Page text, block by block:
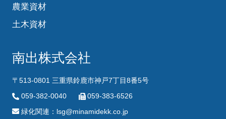
農業資材
土木資材
南出株式会社
〒513-0801 三重県鈴鹿市神戸7丁目8番5号
059-382-0040
059-383-6526
緑化関連：lsg@minamidekk.co.jp